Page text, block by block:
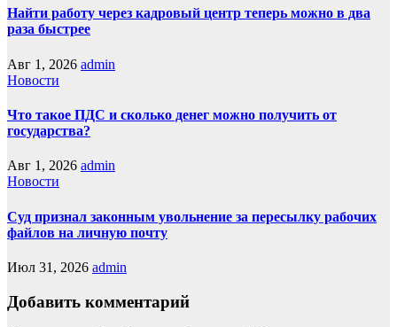
Найти работу через кадровый центр теперь можно в два
раза быстрее
Авг 1, 2026 admin
Новости
Что такое ПДС и сколько денег можно получить от
государства?
Авг 1, 2026 admin
Новости
Суд признал законным увольнение за пересылку рабочих
файлов на личную почту
Июл 31, 2026 admin
Добавить комментарий